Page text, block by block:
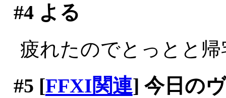
#4よる
疲れたのでとっとと帰
#5 [FFXI関連] 今日の